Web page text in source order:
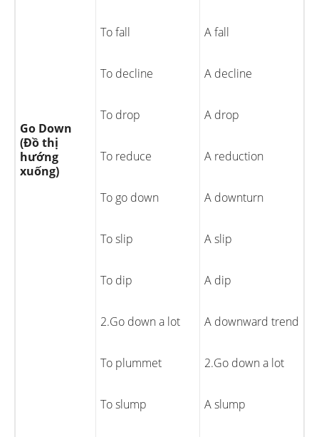
Go Down
(Đồ thị
hướng
xuống)
To fall
To decline
To drop
To reduce
To go down
To slip
To dip
2.Go down a lot
To plummet
To slump
A fall
A decline
A drop
A reduction
A downturn
A slip
A dip
A downward trend
2.Go down a lot
A slump